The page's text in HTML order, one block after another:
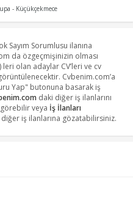
- Küçükçekmece
Sayım Sorumlusu ilanına
da özgeçmişinizin olması
olan adaylar CV’leri ve cv
Cvbenim.com’a
Yap" butonuna basarak iş
daki diğer iş ilanlarını
veya İş İlanları
iş ilanlarına gözatabilirsiniz.